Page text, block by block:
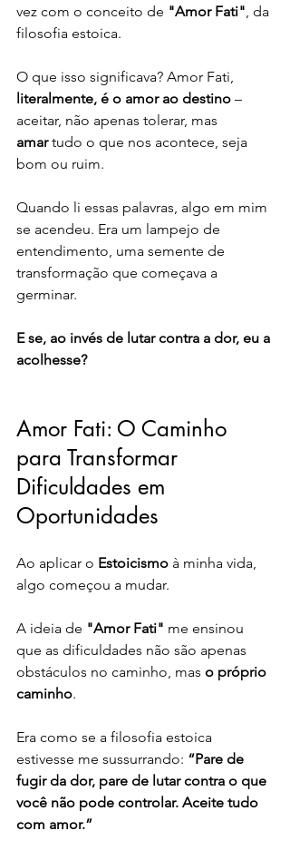
vez com o conceito de "Amor Fati", da
filosofia estoica.
O que isso significava? Amor Fati,
literalmente, é o amor ao destino –
aceitar, não apenas tolerar, mas
amar tudo o que nos acontece, seja
bom ou ruim.
Quando li essas palavras, algo em mim
se acendeu. Era um lampejo de
entendimento, uma semente de
transformação que começava a
germinar.
E se, ao invés de lutar contra a dor, eu a
acolhesse?
Amor Fati: O Caminho
para Transformar
Dificuldades em
Oportunidades
Ao aplicar o Estoicismo à minha vida,
algo começou a mudar.
A ideia de "Amor Fati" me ensinou
que as dificuldades não são apenas
obstáculos no caminho, mas o próprio
caminho.
Era como se a filosofia estoica
estivesse me sussurrando: “Pare de
fugir da dor, pare de lutar contra o que
você não pode controlar. Aceite tudo
com amor.”